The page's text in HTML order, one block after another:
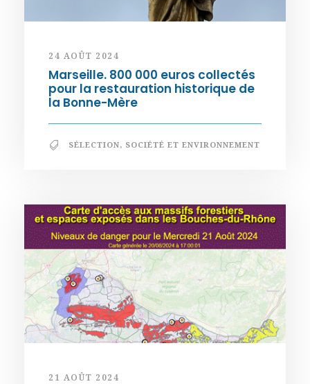
24 AOÛT 2024
Marseille. 800 000 euros collectés
pour la restauration historique de
la Bonne-Mère
SÉLECTION, SOCIÉTÉ ET ENVIRONNEMENT
21 AOÛT 2024